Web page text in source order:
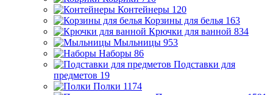
Контейнеры 120
Корзины для белья 163
Крючки для ванной 834
Мыльницы 953
Наборы 86
Подставки для
предметов 19
Полки 1174